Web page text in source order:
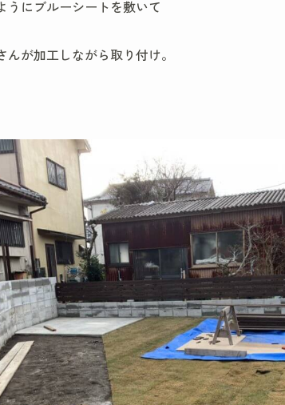
うにブルーシートを敷いて
んが加工しながら取り付け。